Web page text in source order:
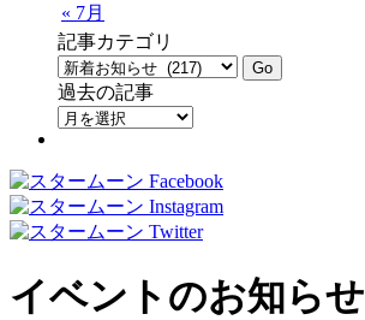
« 7月
記事カテゴリ
過去の記事
イベントのお知らせ